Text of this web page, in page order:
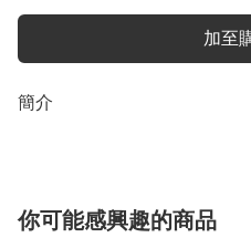
加至
簡介
你可能感興趣的商品